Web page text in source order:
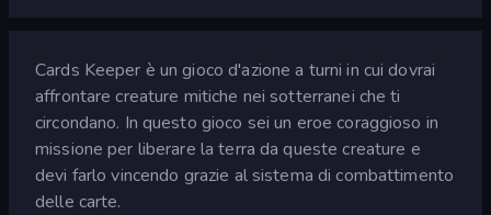
Cards Keeper è un gioco d'azione a turni in cui dovrai
affrontare creature mitiche nei sotterranei che ti
circondano. In questo gioco sei un eroe coraggioso in
missione per liberare la terra da queste creature e
devi farlo vincendo grazie al sistema di combattimento
delle carte.